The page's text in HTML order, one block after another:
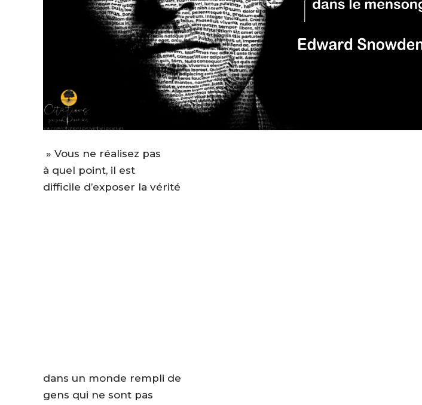
» Vous ne réalisez pas
à quel point, il est
difficile d’exposer la vérité
dans un monde rempli de
gens qui ne sont pas